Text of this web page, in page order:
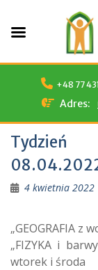
Skip
+48 77
Adres:
4 kwietnia 2022
„GEOGRAFIA z
„FIZYKA i
wtorek i środa